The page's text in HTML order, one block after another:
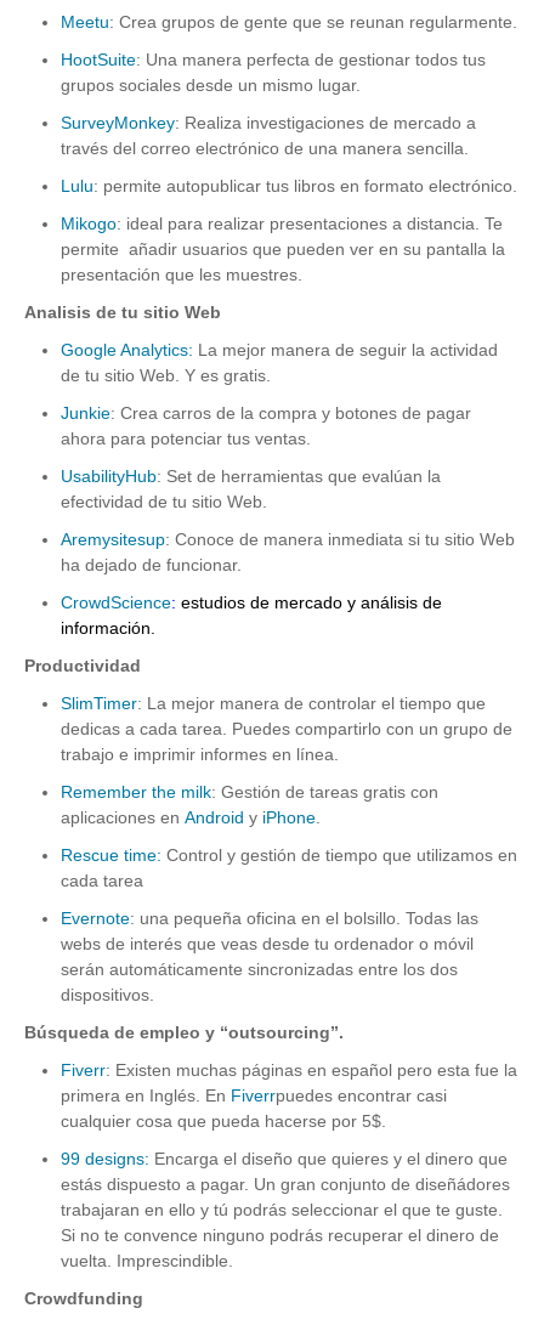
Meetu: Crea grupos de gente que se reunan regularmente.
HootSuite: Una manera perfecta de gestionar todos tus
grupos sociales desde un mismo lugar.
SurveyMonkey: Realiza investigaciones de mercado a
través del correo electrónico de una manera sencilla.
Lulu: permite autopublicar tus libros en formato electrónico.
Mikogo: ideal para realizar presentaciones a distancia. Te
permite añadir usuarios que pueden ver en su pantalla la
presentación que les muestres.
Analisis de tu sitio Web
Google Analytics: La mejor manera de seguir la actividad
de tu sitio Web. Y es gratis.
Junkie: Crea carros de la compra y botones de pagar
ahora para potenciar tus ventas.
UsabilityHub: Set de herramientas que evalúan la
efectividad de tu sitio Web.
Aremysitesup: Conoce de manera inmediata si tu sitio Web
ha dejado de funcionar.
CrowdScience: estudios de mercado y análisis de
información.
Productividad
SlimTimer: La mejor manera de controlar el tiempo que
dedicas a cada tarea. Puedes compartirlo con un grupo de
trabajo e imprimir informes en línea.
Remember the milk: Gestión de tareas gratis con
aplicaciones en Android y iPhone
Rescue time: Control y gestión de tiempo que utilizamos en
cada tarea
Evernote: una pequeña oficina en el bolsillo. Todas las
webs de interés que veas desde tu ordenador o móvil
serán automáticamente sincronizadas entre los dos
dispositivos.
Búsqueda de empleo y “outsourcing”.
Fiverr: Existen muchas páginas en español pero esta fue la
primera en Inglés. En Fiverrpuedes encontrar casi
cualquier cosa que pueda hacerse por 5$.
99 designs: Encarga el diseño que quieres y el dinero que
estás dispuesto a pagar. Un gran conjunto de diseñádores
trabajaran en ello y tú podrás seleccionar el que te guste.
Si no te convence ninguno podrás recuperar el dinero de
vuelta. Imprescindible.
Crowdfunding